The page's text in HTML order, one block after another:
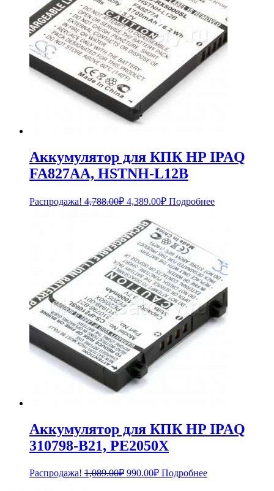
Аккумулятор для КПК HP IPAQ
FA827AA, HSTNH-L12B
Распродажа! 4,788.00₽ Первоначальная
составляла
4,788.00₽.
4,389.00₽Текущая
цена:
Подробнее
Аккумулятор для КПК HP IPAQ
310798-B21, PE2050X
Распродажа! 1,089.00₽ Первоначальная
990.00₽Текущая
Подробнее